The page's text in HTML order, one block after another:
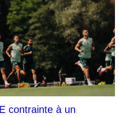
contrainte à un